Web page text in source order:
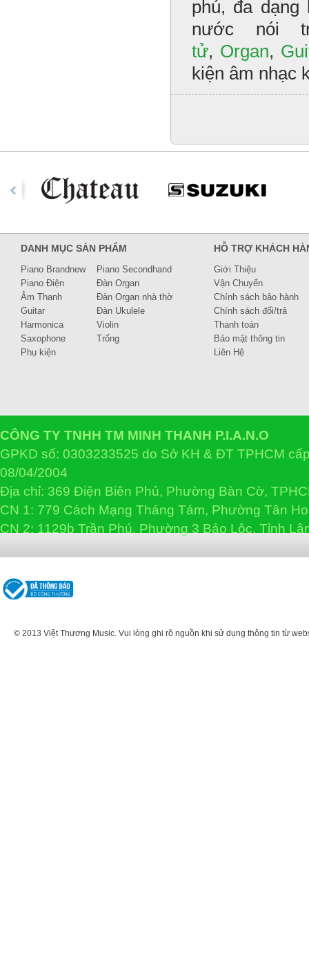
phú, đa
nước nói
tử, Organ,
kiện âm nhạc
DANH MỤC SẢN PHẨM
Piano Brandnew
Piano Secondhand
Piano Điện
Đàn Organ
Âm Thanh
Đàn Organ nhà thờ
Guitar
Đàn Ukulele
Harmonica
Violin
Saxophone
Trống
Phụ kiện
HỖ TRỢ KHÁCH
Giới Thiệu
Vận Chuyển
Chính sách bảo hành
Chính sách đổi/trả
Thanh toán
Bảo mật thông tin
Liên Hệ
CÔNG TY TNHH TM MINH THANH P.I.A.N.O
GPKD số: 0303233525 do Sở KH & ĐT TPHCM
08/04/2004
Địa chỉ: 369 Điện Biên Phủ, Phường Bàn Cờ,
CN 1: 779 Cách Mạng Tháng Tám, Phường Tân
CN 2: 1129b Trần Phú, Phường 3 Bảo Lộc, Tỉnh
© 2013 Việt Thương Music. Vui lòng ghi rõ nguồn khi sử dụng thông tin từ